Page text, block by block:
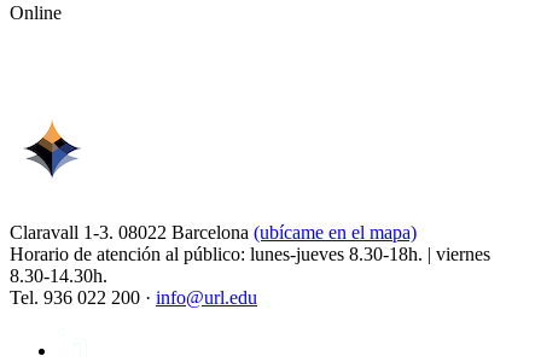
Online
Claravall 1-3. 08022 Barcelona (ubícame en el mapa)
Horario de atención al público: lunes-jueves 8.30-18h. | viernes
8.30-14.30h.
Tel. 936 022 200 · info@url.edu